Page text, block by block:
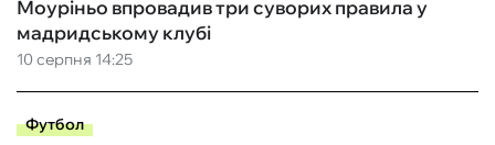
10 серпня 14:25
Моуріньо впровадив три суворих правила у
мадридському клубі
Футбол